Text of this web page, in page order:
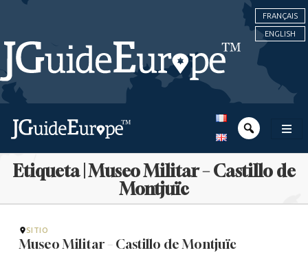
FRANÇAIS
ENGLISH
Etiqueta | Museo Militar – Castillo de
Montjuïc
SITIO
Museo Militar – Castillo de Montjuïc